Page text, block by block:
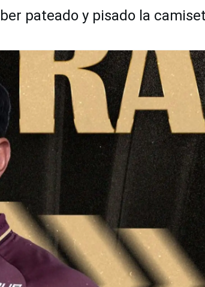
pateado y pisado la